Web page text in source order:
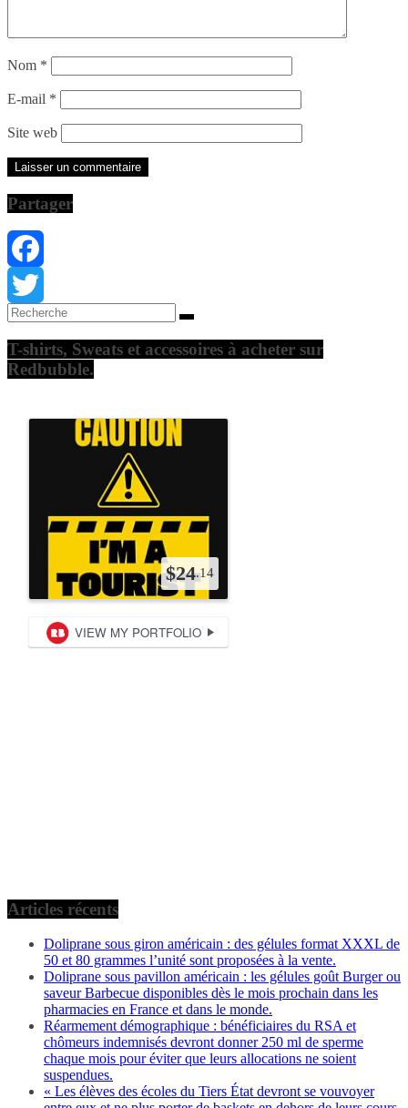
Nom *
E-mail *
Site web
Partager
Facebook
Twitter
T-shirts, Sweats et accessoires à acheter sur
Redbubble.
Articles récents
Doliprane sous giron américain : des gélules format XXXL de
50 et 80 grammes l’unité sont proposées à la vente.
Doliprane sous pavillon américain : les gélules goût Burger ou
saveur Barbecue disponibles dès le mois prochain dans les
pharmacies en France et dans le monde.
Réarmement démographique : bénéficiaires du RSA et
chômeurs indemnisés devront donner 250 ml de sperme
chaque mois pour éviter que leurs allocations ne soient
suspendues.
« Les élèves des écoles du Tiers État devront se vouvoyer